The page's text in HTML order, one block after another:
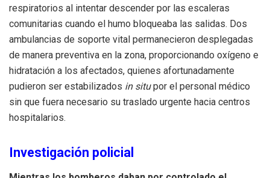
respiratorios al intentar descender por las escaleras
comunitarias cuando el humo bloqueaba las salidas. Dos
ambulancias de soporte vital permanecieron desplegadas
de manera preventiva en la zona, proporcionando oxígeno e
hidratación a los afectados, quienes afortunadamente
pudieron ser estabilizados in situpor el personal médico
sin que fuera necesario su traslado urgente hacia centros
hospitalarios.
Investigación policial